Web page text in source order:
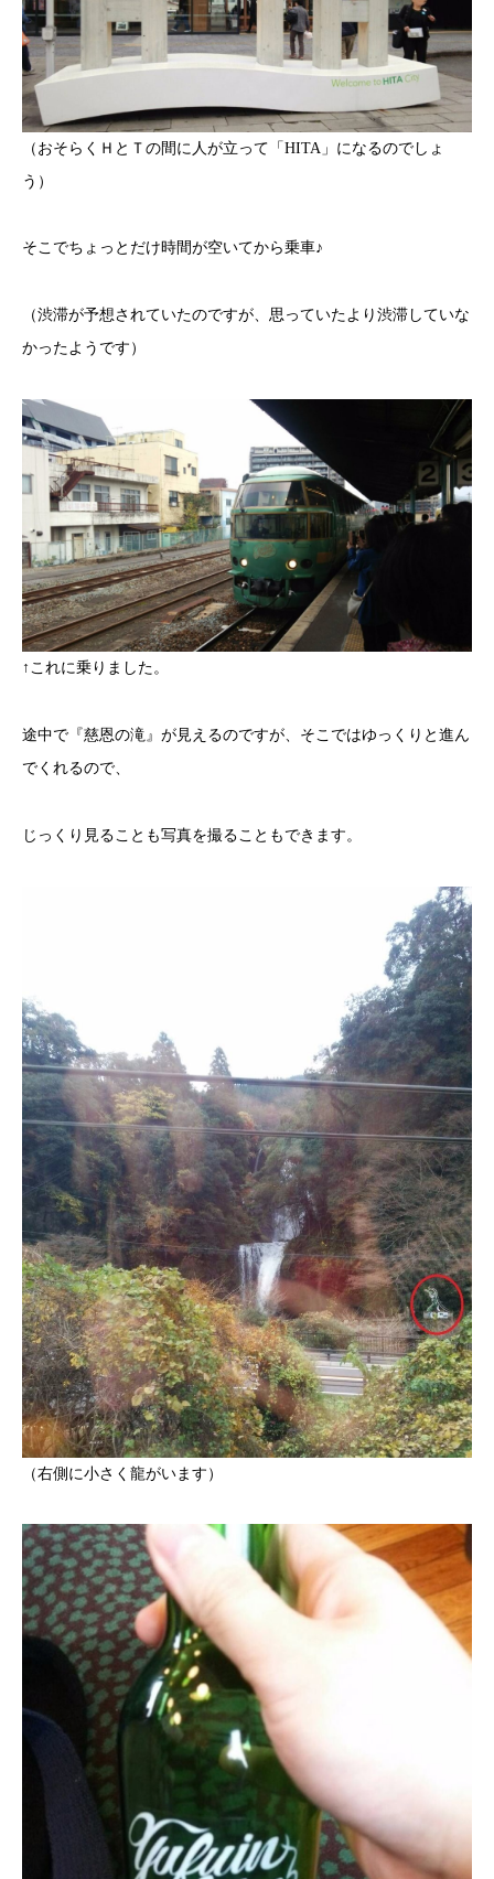
（おそらくＨとＴの間に人が立って「HITA」になるのでしょ
う）
そこでちょっとだけ時間が空いてから乗車♪
（渋滞が予想されていたのですが、思っていたより渋滞していな
かったようです）
↑これに乗りました。
途中で『慈恩の滝』が見えるのですが、そこではゆっくりと進ん
でくれるので、
じっくり見ることも写真を撮ることもできます。
（右側に小さく龍がいます）